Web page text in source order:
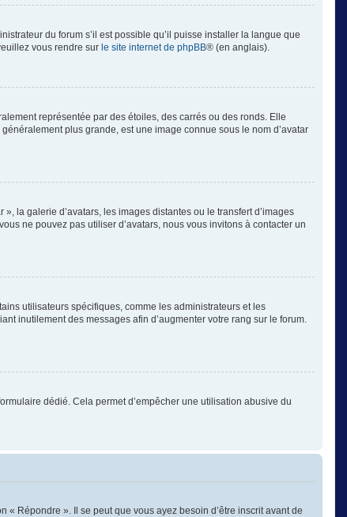
du forum s’il est possible qu’il puisse installer la langue que
vous rendre sur le site internet de phpBB® (en anglais).
représentée par des étoiles, des carrés ou des ronds. Elle
plus grande, est une image connue sous le nom d’avatar
la galerie d’avatars, les images distantes ou le transfert d’images
ne pouvez pas utiliser d’avatars, nous vous invitons à contacter un
utilisateurs spécifiques, comme les administrateurs et les
inutilement des messages afin d’augmenter votre rang sur le forum.
dédié. Cela permet d’empêcher une utilisation abusive du
Répondre ». Il se peut que vous ayez besoin d’être inscrit avant de